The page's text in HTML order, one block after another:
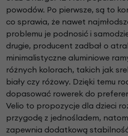
powodów. Po pierwsze, są to
co sprawia, że nawet
problemu je podnosić i
drugie, producent zadbał o
minimalistyczne aluminiowe
różnych kolorach, takich jak
biały czy różowy. Dzięki temu
dopasować rowerek do
Velio to propozycje dla dzieci
przygodę z jednośladem,
zapewnia dodatkową